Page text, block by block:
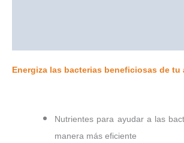
Energiza las bacterias beneficiosas de tu
Nutrientes para ayudar a las
manera más eficiente